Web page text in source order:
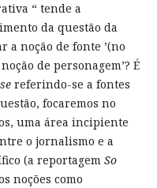
“ tende a
da questão da
a noção de fonte ’(no
de personagem’? É
referindo-se a fontes
focaremos no
uma área incipiente
o jornalismo e a
(a reportagem So
noções como